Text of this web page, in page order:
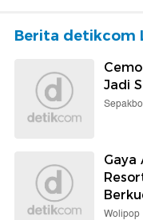
Berita detikcom
Jadi
Gaya
Wolipop